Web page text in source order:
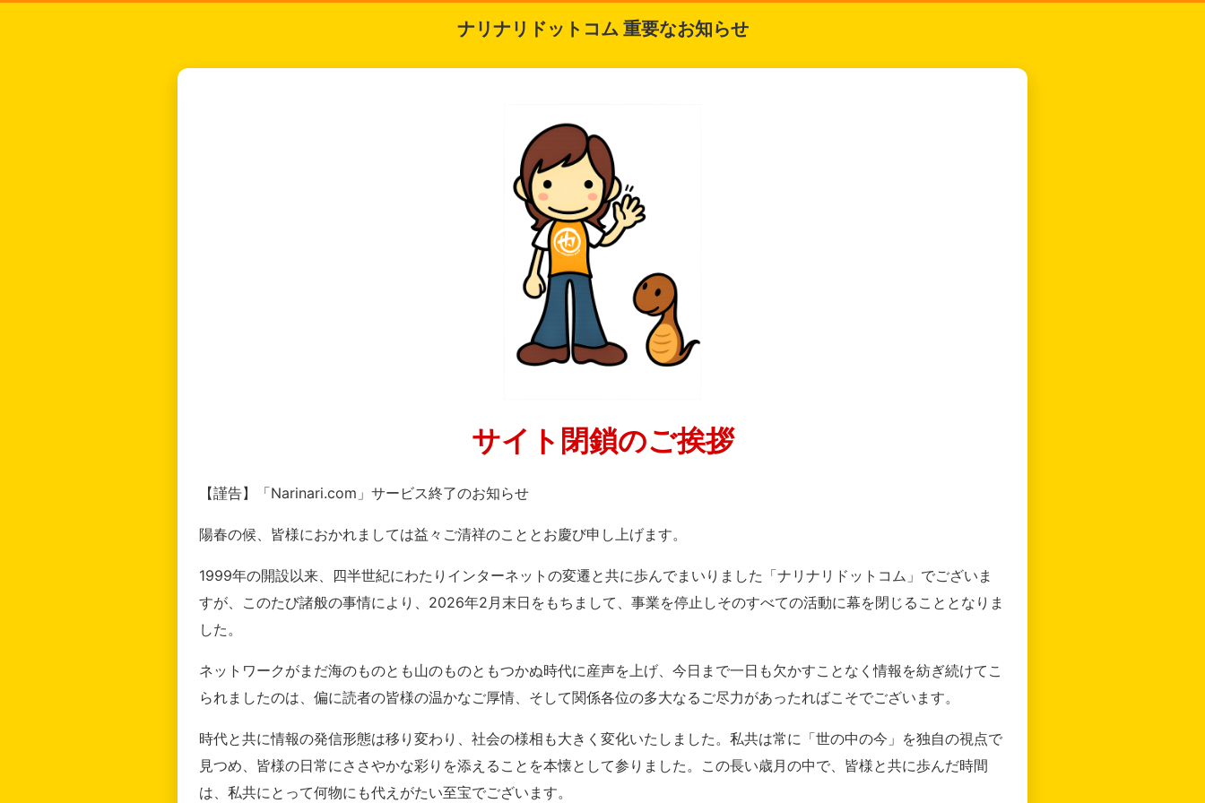
ナリナリドットコム 重要なお知らせ
サイト閉鎖のご挨拶
【謹告】「Narinari.com」サービス終了のお知らせ
陽春の候、皆様におかれましては益々ご清祥のこととお慶び申し上げます。
1999年の開設以来、四半世紀にわたりインターネットの変遷と共に歩んでまいりました「ナリナリドットコム」でございま
すが、このたび諸般の事情により、2026年2月末日をもちまして、事業を停止しそのすべての活動に幕を閉じることとなりま
した。
ネットワークがまだ海のものとも山のものともつかぬ時代に産声を上げ、今日まで一日も欠かすことなく情報を紡ぎ続けてこ
られましたのは、偏に読者の皆様の温かなご厚情、そして関係各位の多大なるご尽力があったればこそでございます。
時代と共に情報の発信形態は移り変わり、社会の様相も大きく変化いたしました。私共は常に「世の中の今」を独自の視点で
見つめ、皆様の日常にささやかな彩りを添えることを本懐として参りました。この長い歳月の中で、皆様と共に歩んだ時間
は、私共にとって何物にも代えがたい至宝でございます。